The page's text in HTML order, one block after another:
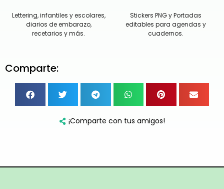
Lettering, infantiles y escolares,
diarios de embarazo,
recetarios y más.
Stickers PNG y Portadas
editables para agendas y
cuadernos.
Comparte:
¡Comparte con tus amigos!